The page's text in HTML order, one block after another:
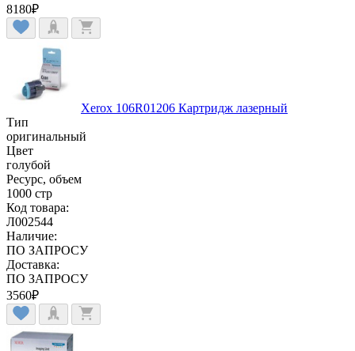
8180₽
Xerox 106R01206 Картридж лазерный
Тип
оригинальный
Цвет
голубой
Ресурс, объем
1000 стр
Код товара:
Л002544
Наличие:
ПО ЗАПРОСУ
Доставка:
ПО ЗАПРОСУ
3560₽